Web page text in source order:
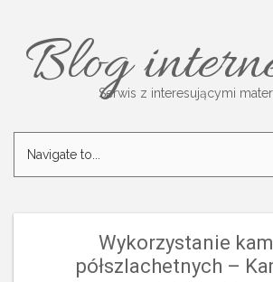
BlogSerwis z interesującymi
Wykorzystanie
półszlachetnych –